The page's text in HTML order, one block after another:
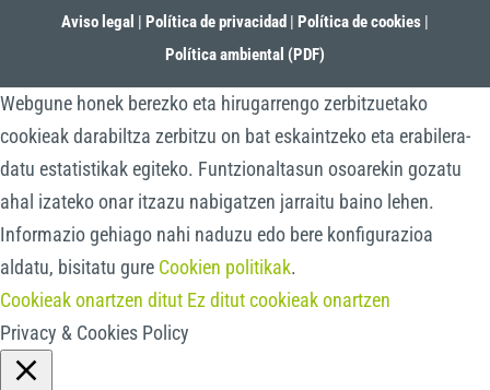
Aviso legal | Política de privacidad | Política de cookies|
Política ambiental (PDF)
Webgune honek berezko eta hirugarrengo zerbitzuetako
cookieak darabiltza zerbitzu on bat eskaintzeko eta erabilera-
datu estatistikak egiteko. Funtzionaltasun osoarekin gozatu
ahal izateko onar itzazu nabigatzen jarraitu baino lehen.
Informazio gehiago nahi naduzu edo bere konfigurazioa
aldatu, bisitatu gure Cookien politikak.
Cookieak onartzen ditut Ez ditut cookieak onartzen
Privacy & Cookies Policy